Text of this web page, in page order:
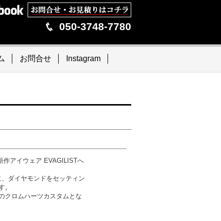
050-3748-7780
お問合せ Instagram
作アイウェア EVAGILISTへ
ダイヤモンドをセッティン
。
クロムハーツカスタムとな